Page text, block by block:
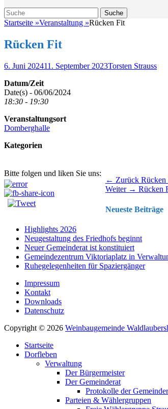
Suche
Suche
nach:
Startseite »Veranstaltung »Rücken Fit
Rücken Fit
Veröffentlicht
6. Juni 202411. September 2023Autor
Torsten Strauss
Datum/Zeit
Date(s) - 06/06/2024
18:30 - 19:30
Veranstaltungsort
Domberghalle
Kategorien
Bitte folgen und liken Sie uns:
Beitragsnavigation ← Zurück
Beitrag:
Rücken
Weiter → Nächster
Rücken
Neueste Beiträge
Highlights 2026
Neugestaltung des Friedhofs beginnt
Neuer Gemeinderat ist konstituiert
Gemeindezentrum Viktoriaplatz in
Ruhegelegenheiten für Spaziergänger
Impressum
Kontakt
Downloads
Datenschutz
Copyright © 2026 Weinbaugemeinde
oben
scrollen
Startseite
Dorfleben
Verwaltung
Der Bürgermeister
Der Gemeinderat
Protokolle der
Parteien & Wählergruppen